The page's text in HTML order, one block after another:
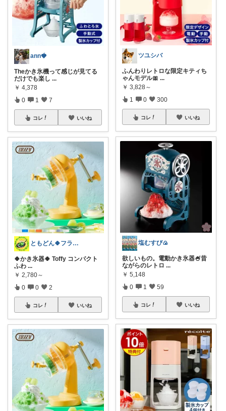
ann🍓
Theかき氷機って感じが見てる
だけでも楽し ...
￥ 4,378
0 1 7
コレ いいね
ともどん🍀フライパン料理ある暮らし🍳
🍀かき氷器🍀 Toffy コンパクト
ふわ ...
￥ 2,780～
0 0 2
コレ いいね
ツユシバ
ふんわりレトロな限定キティち
ゃんモデル🎀 ...
￥ 3,828～
1 0 300
コレ いいね
塩むすび🍙
欲しいもの。電動かき氷器🍧昔
ながらのレトロ ...
￥ 5,148
0 1 59
コレ いいね